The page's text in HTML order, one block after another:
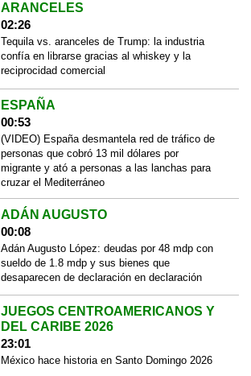
ARANCELES
02:26
Tequila vs. aranceles de Trump: la industria
confía en librarse gracias al whiskey y la
reciprocidad comercial
ESPAÑA
00:53
(VIDEO) España desmantela red de tráfico de
personas que cobró 13 mil dólares por
migrante y ató a personas a las lanchas para
cruzar el Mediterráneo
ADÁN AUGUSTO
00:08
Adán Augusto López: deudas por 48 mdp con
sueldo de 1.8 mdp y sus bienes que
desaparecen de declaración en declaración
JUEGOS CENTROAMERICANOS Y
DEL CARIBE 2026
23:01
México hace historia en Santo Domingo 2026